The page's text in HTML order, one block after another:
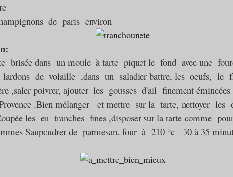
de paris environ
brisée dans un moule à tarte piquet le fond avec une
lardons de volaille ,dans un saladier battre, les oeufs, le
,saler poivrer, ajouter les gousses d'ail finement
.Bien mélanger et mettre sur la tarte, nettoyer les
les en tranches fines ,disposer sur la tarte comme
Saupoudrer de parmesan. four à 210 °c 30 à 35